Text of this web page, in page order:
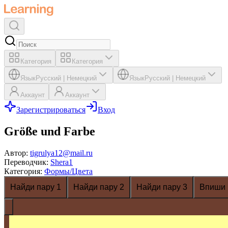
Категория Категория
ЯзыкРусский Немецкий ЯзыкРусский Немецкий
Аккаунт Аккаунт
Зарегистрироваться Вход
Größe und Farbe
Автор: tigrulya12@mail.ru
Переводчик: Shera1
Категория: Формы/Цвета
Найди пару 1
Найди пару 2 Найди пару 3 Впиши